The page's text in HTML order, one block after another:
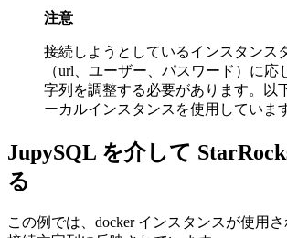
注意
接続しようとしているインスタンス
（url、ユーザー、パスワード）に応
字列を調整する必要があります。以
ーカルインスタンスを使用していま
JupySQL を介して
る
この例では、docker インスタンスが使用